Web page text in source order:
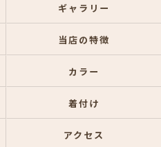
ギャラリー
当店の特徴
カラー
着付け
アクセス